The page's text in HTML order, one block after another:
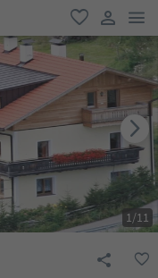
favoriti
user link
1/11